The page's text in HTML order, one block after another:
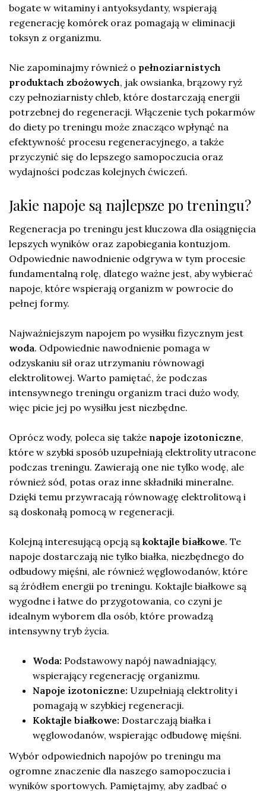
bogate w witaminy i antyoksydanty, wspierają
regenerację komórek oraz pomagają w eliminacji
toksyn z organizmu.
Nie zapominajmy również o pełnoziarnistych
produktach zbożowych, jak owsianka, brązowy ryż
czy pełnoziarnisty chleb, które dostarczają energii
potrzebnej do regeneracji. Włączenie tych pokarmów
do diety po treningu może znacząco wpłynąć na
efektywność procesu regeneracyjnego, a także
przyczynić się do lepszego samopoczucia oraz
wydajności podczas kolejnych ćwiczeń.
Jakie napoje są najlepsze po treningu?
Regeneracja po treningu jest kluczowa dla osiągnięcia
lepszych wyników oraz zapobiegania kontuzjom.
Odpowiednie nawodnienie odgrywa w tym procesie
fundamentalną rolę, dlatego ważne jest, aby wybierać
napoje, które wspierają organizm w powrocie do
pełnej formy.
Najważniejszym napojem po wysiłku fizycznym jest
woda. Odpowiednie nawodnienie pomaga w
odzyskaniu sił oraz utrzymaniu równowagi
elektrolitowej. Warto pamiętać, że podczas
intensywnego treningu organizm traci dużo wody,
więc picie jej po wysiłku jest niezbędne.
Oprócz wody, poleca się także napoje izotoniczne,
które w szybki sposób uzupełniają elektrolity utracone
podczas treningu. Zawierają one nie tylko wodę, ale
również sód, potas oraz inne składniki mineralne.
Dzięki temu przywracają równowagę elektrolitową i
są doskonałą pomocą w regeneracji.
Kolejną interesującą opcją są koktajle białkowe. Te
napoje dostarczają nie tylko białka, niezbędnego do
odbudowy mięśni, ale również węglowodanów, które
są źródłem energii po treningu. Koktajle białkowe są
wygodne i łatwe do przygotowania, co czyni je
idealnym wyborem dla osób, które prowadzą
intensywny tryb życia.
Woda: Podstawowy napój nawadniający,
wspierający regenerację organizmu.
Napoje izotoniczne: Uzupełniają elektrolity i
pomagają w szybkiej regeneracji.
Koktajle białkowe: Dostarczają białka i
węglowodanów, wspierając odbudowę mięśni.
Wybór odpowiednich napojów po treningu ma
ogromne znaczenie dla naszego samopoczucia i
wyników sportowych. Pamiętajmy, aby zadbać o